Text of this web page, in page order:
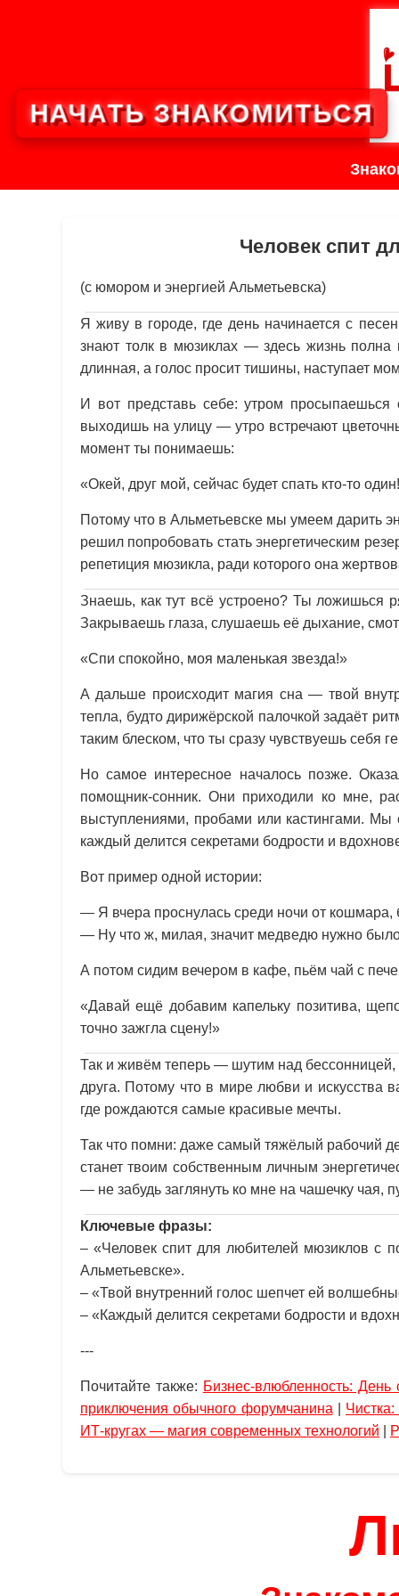
Человек спит
(с юмором и энергией Альметьевска)
Я живу в городе, где день начинается с
знают толк в мюзиклах — здесь жизнь полна
длинная, а голос просит тишины, наступает
И вот представь себе: утром просыпаешься
выходишь на улицу — утро встречают
момент ты понимаешь:
«Окей, друг мой, сейчас будет спать кто-то
Потому что в Альметьевске мы умеем
решил попробовать стать энергетическим
репетиция мюзикла, ради которого она
Знаешь, как тут всё устроено? Ты ложишься
Закрываешь глаза, слушаешь её дыхание,
«Спи спокойно, моя маленькая звезда!»
А дальше происходит магия сна — твой
тепла, будто дирижёрской палочкой задаёт
таким блеском, что ты сразу чувствуешь себя
Но самое интересное началось позже.
помощник-сонник. Они приходили ко мне,
выступлениями, пробами или кастингами.
каждый делится секретами бодрости и
Вот пример одной истории:
— Я вчера проснулась среди ночи от кошмара,
— Ну что ж, милая, значит медведю нужно было
А потом сидим вечером в кафе, пьём чай с
«Давай ещё добавим капельку позитива,
точно зажгла сцену!»
Так и живём теперь — шутим над
друга. Потому что в мире любви и искусства
где рождаются самые красивые мечты.
Так что помни: даже самый тяжёлый рабочий
станет твоим собственным личным
— не забудь заглянуть ко мне на чашечку чая,
Ключевые фразы:
– «Человек спит для любителей мюзиклов с
Альметьевске».
– «Твой внутренний голос шепчет ей
– «Каждый делится секретами бодрости и
---
Почитайте также: Бизнес-влюбленность: День
приключения обычного форумчанина
ИТ-кругах — магия современных технологий
НАЧАТЬ ЗНАКОМИТЬСЯ